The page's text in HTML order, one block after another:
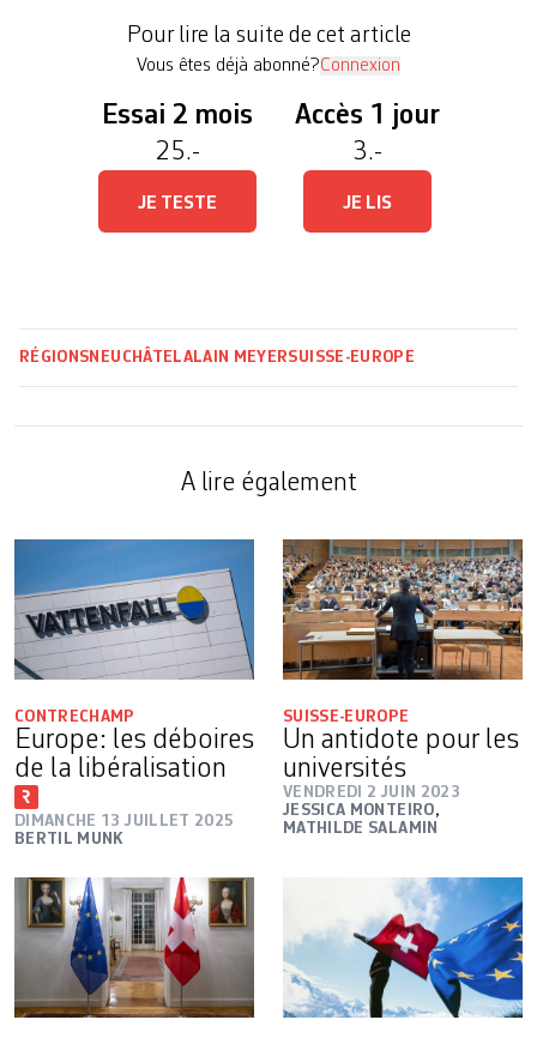
anomalie en Suisse puisque aucune autre […]
Pour lire la suite de cet article
Vous êtes déjà abonné?Connexion
Essai 2 mois
25.-
JE TESTE
Accès 1 jour
3.-
JE LIS
RÉGIONS NEUCHÂTELALAIN MEYERSUISSE-EUROPE
A lire également
CONTRECHAMP
Europe: les déboires
de la libéralisation
DIMANCHE 13 JUILLET 2025
BERTIL MUNK
SUISSE-EUROPE
Un antidote pour les
universités
VENDREDI 2 JUIN 2023
JESSICA MONTEIRO,
MATHILDE SALAMIN